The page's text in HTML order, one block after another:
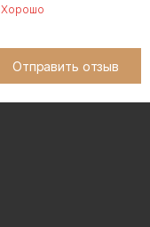
Хорошо
Отправить отзыв